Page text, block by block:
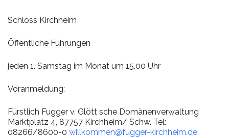
Schloss Kirchheim
Öffentliche Führungen
jeden 1. Samstag im Monat um 15.00 Uhr
Voranmeldung:
Fürstlich Fugger v. Glött sche Domänenverwaltung
Marktplatz 4, 87757 Kirchheim/ Schw. Tel:
08266/8600-0 willkommen@fugger-kirchheim.de